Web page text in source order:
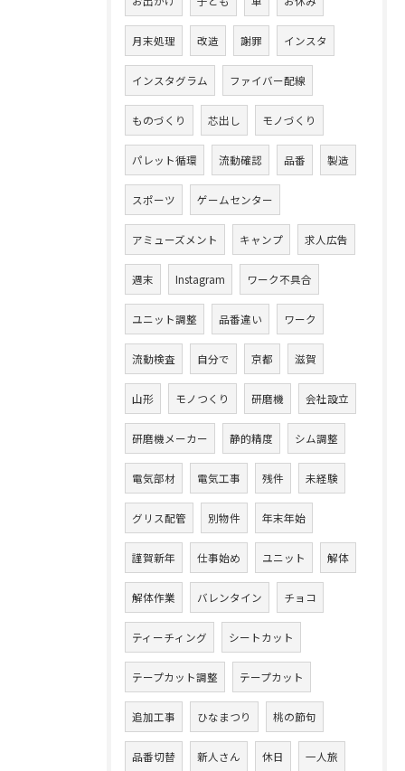
月末処理 改造 謝罪 インスタ
インスタグラム ファイバー配線
ものづくり 芯出し モノづくり
パレット循環 流動確認 品番 製造
スポーツ ゲームセンター
アミューズメント キャンプ 求人広告
週末 Instagram ワーク不具合
ユニット調整 品番違い ワーク
流動検査 自分で 京都 滋賀
山形 モノつくり 研磨機 会社設立
研磨機メーカー 静的精度 シム調整
電気部材 電気工事 残件 未経験
グリス配管 別物件 年末年始
謹賀新年 仕事始め ユニット 解体
解体作業 バレンタイン チョコ
ティーチィング シートカット
テープカット調整 テープカット
追加工事 ひなまつり 桃の節句
品番切替 新人さん 休日 一人旅